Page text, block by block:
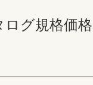
グ規格価